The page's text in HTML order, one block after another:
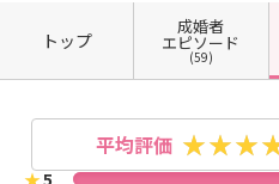
トップ
成婚者
エピソード
(59)
平均評価
★5